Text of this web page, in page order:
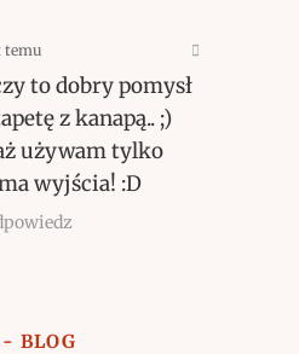
temu
to dobry pomysł
z kanapą.. ;)
używam tylko
wyjścia! :D
BLOG